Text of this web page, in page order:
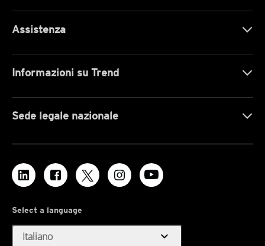
Assistenza
Informazioni su Trend
Sede legale nazionale
Select a language
Italiano expand_more